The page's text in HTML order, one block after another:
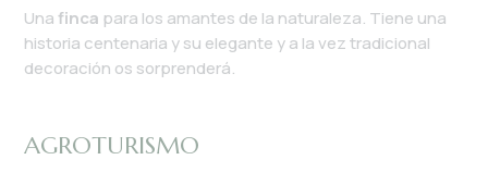
Unafinca para los amantes de la naturaleza. Tiene una
historia centenaria y su elegante y a la vez tradicional
decoración os sorprenderá.
AGROTURISMO